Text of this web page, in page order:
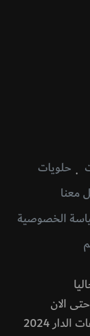
حلويات
معنا
الخصوصية
الان
2024